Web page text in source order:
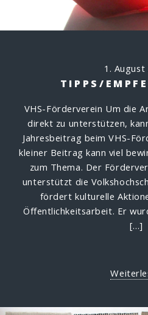
1. August
TIPPS/
VHS-Förderverein Um die
direkt zu unterstützen,
Jahresbeitrag beim VHS-
kleiner Beitrag kann viel
zum Thema. Der
unterstützt die
fördert kulturelle
Öffentlichkeitsarbeit. Er
[…]